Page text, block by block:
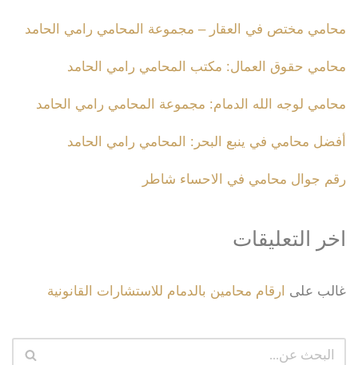
محامي مختص في العقار – مجموعة المحامي رامي الحامد
محامي حقوق العمال: مكتب المحامي رامي الحامد
محامي لوجه الله الدمام: مجموعة المحامي رامي الحامد
أفضل محامي في ينبع البحر: المحامي رامي الحامد
رقم جوال محامي في الاحساء شاطر
اخر التعليقات
غالب على ارقام محامين بالدمام للاستشارات القانونية